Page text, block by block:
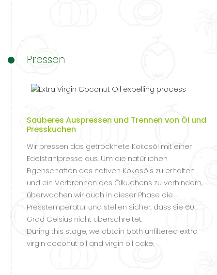
Pressen
Sauberes Auspressen und Trennen von Öl und
Presskuchen
Wir pressen das getrocknete Kokosöl mit einer
Edelstahlpresse aus. Um die natürlichen
Eigenschaften des nativen Kokosöls zu erhalten
und ein Verbrennen des Ölkuchens zu verhindern,
überwachen wir auch in dieser Phase die
Presstemperatur und stellen sicher, dass sie 60
Grad Celsius nicht überschreitet.
During this stage, we obtain both unfiltered extra
virgin coconut oil and virgin oil cake.